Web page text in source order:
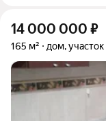
14 000 000 ₽
165 м² дом, участок